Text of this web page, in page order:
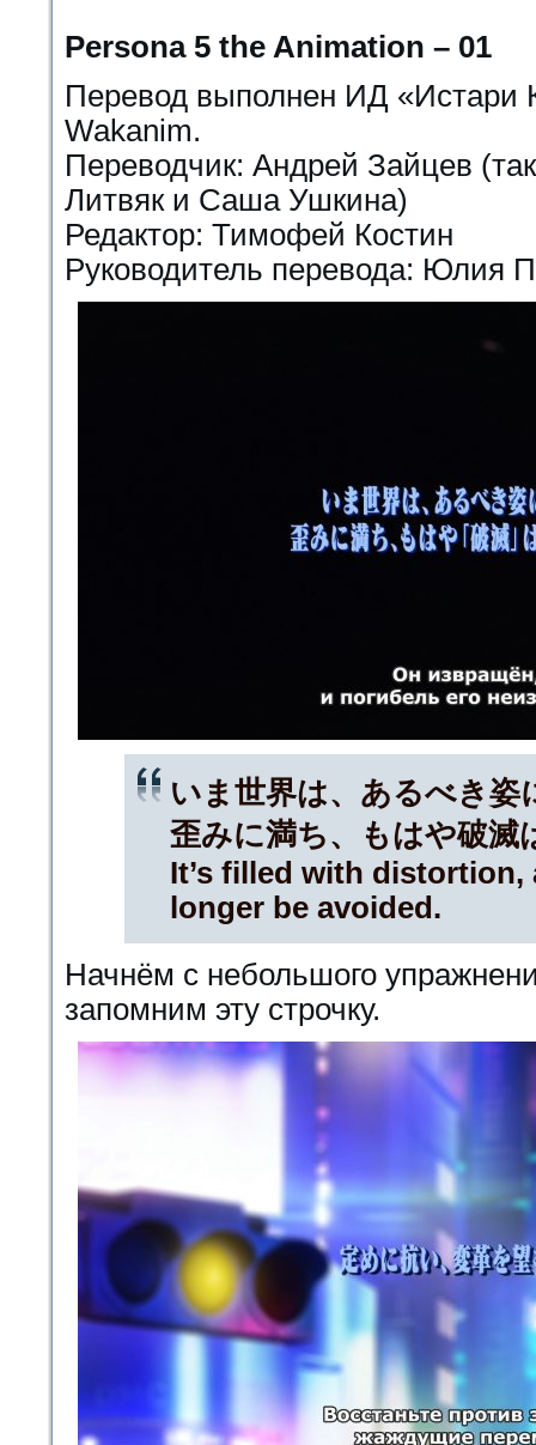
Persona 5 the Animation – 01
Перевод выполнен ИД «Истари
Wakanim.
Переводчик: Андрей Зайцев
Литвяк и Саша Ушкина)
Редактор: Тимофей Костин
Руководитель перевода: Юлия
いま世界は、あるべき姿
歪みに満ち、もはや破滅
It’s filled with distortion,
longer be avoided.
Начнём с небольшого
запомним эту строчку.